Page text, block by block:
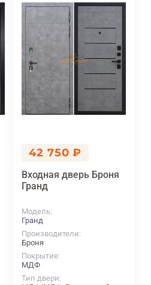
42 750 ₽
Входная дверь Броня
Гранд
Модель
Гранд
Производители
Броня
Покрытие
МДФ
Тип двери